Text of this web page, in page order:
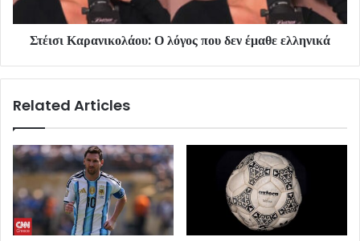
Στέισι Καρανικολάου: Ο λόγος που δεν έμαθε ελληνικά
Related Articles